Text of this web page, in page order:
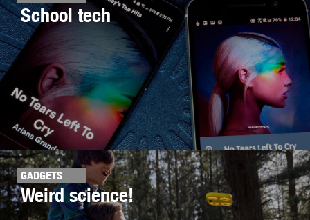
School tech
GADGETS
Weird science!